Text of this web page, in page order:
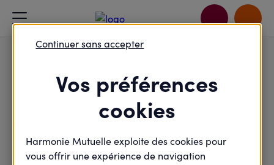
Accueil
Je rejoins le débat
avenir ?
Environnement
Alimentation et
environnement : Quel
équilibre pour notre
Vos préférences
cookies
Harmonie Mutuelle exploite des cookies pour
vous offrir une expérience de navigation
Continuer sans accepter